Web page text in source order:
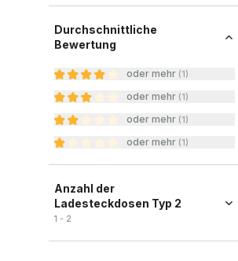
Durchschnittliche
Bewertung
oder mehr (1)
oder mehr (1)
oder mehr (1)
oder mehr (1)
Anzahl der
Ladesteckdosen Typ 2
1 - 2